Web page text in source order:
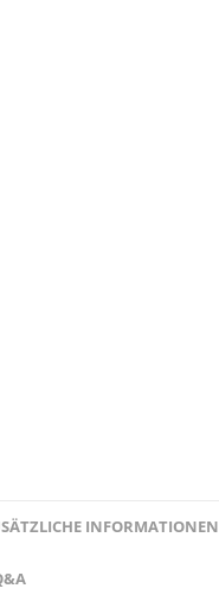
INFORMATIONEN